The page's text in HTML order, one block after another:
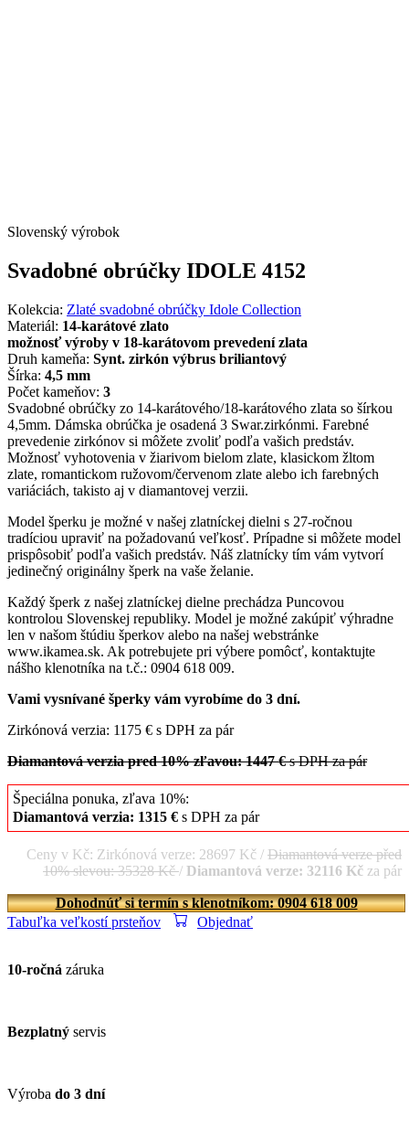
Slovenský výrobok
Svadobné obrúčky IDOLE 4152
Kolekcia: Zlaté svadobné obrúčky Idole Collection
Materiál: 14-karátové zlato
možnosť výroby v 18-karátovom prevedení zlata
Druh kameňa: Synt. zirkón výbrus briliantový
Šírka: 4,5 mm
Počet kameňov: 3
Svadobné obrúčky zo 14-karátového/18-karátového zlata so šírkou
4,5mm. Dámska obrúčka je osadená 3 Swar.zirkónmi. Farebné
prevedenie zirkónov si môžete zvoliť podľa vašich predstáv.
Možnosť vyhotovenia v žiarivom bielom zlate, klasickom žltom
zlate, romantickom ružovom/červenom zlate alebo ich farebných
variáciách, takisto aj v diamantovej verzii.
Model šperku je možné v našej zlatníckej dielni s 27-ročnou
tradíciou upraviť na požadovanú veľkosť. Prípadne si môžete model
prispôsobiť podľa vašich predstáv. Náš zlatnícky tím vám vytvorí
jedinečný originálny šperk na vaše želanie.
Každý šperk z našej zlatníckej dielne prechádza Puncovou
kontrolou Slovenskej republiky. Model je možné zakúpiť výhradne
len v našom štúdiu šperkov alebo na našej webstránke
www.ikamea.sk. Ak potrebujete pri výbere pomôcť, kontaktujte
nášho klenotníka na t.č.: 0904 618 009.
Vami vysnívané šperky vám vyrobíme do 3 dní.
Zirkónová verzia: 1175 € s DPH za pár
Diamantová verzia pred 10% zľavou: 1447 €s DPH za pár
Špeciálna ponuka, zľava 10%:
Diamantová verzia: 1315 € s DPH za pár
Ceny v Kč: Zirkónová verze: 28697 Kč / Diamantová verze před
10% slevou: 35328 Kč/ Diamantová verze: 32116 Kč za pár
Dohodnúť si termín s klenotníkom: 0904 618 009
Tabuľka veľkostí prsteňov
Objednať
10-ročná záruka
Bezplatný servis
Výroba do 3 dní